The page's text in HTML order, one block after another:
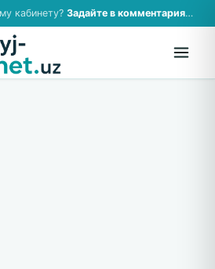
кабинету? Задайте в комментариях — ответим!